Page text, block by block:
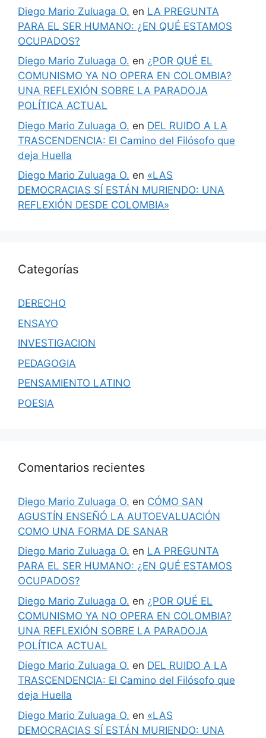
Diego Mario Zuluaga O. en LA PREGUNTA
PARA EL SER HUMANO: ¿EN QUÉ ESTAMOS
OCUPADOS?
Diego Mario Zuluaga O. en ¿POR QUÉ EL
COMUNISMO YA NO OPERA EN COLOMBIA?
UNA REFLEXIÓN SOBRE LA PARADOJA
POLÍTICA ACTUAL
Diego Mario Zuluaga O. en DEL RUIDO A LA
TRASCENDENCIA: El Camino del Filósofo que
deja Huella
Diego Mario Zuluaga O. en «LAS
DEMOCRACIAS SÍ ESTÁN MURIENDO: UNA
REFLEXIÓN DESDE COLOMBIA»
Categorías
DERECHO
ENSAYO
INVESTIGACION
PEDAGOGIA
PENSAMIENTO LATINO
POESIA
Comentarios recientes
Diego Mario Zuluaga O. en CÓMO SAN
AGUSTÍN ENSEÑÓ LA AUTOEVALUACIÓN
COMO UNA FORMA DE SANAR
Diego Mario Zuluaga O. en LA PREGUNTA
PARA EL SER HUMANO: ¿EN QUÉ ESTAMOS
OCUPADOS?
Diego Mario Zuluaga O. en ¿POR QUÉ EL
COMUNISMO YA NO OPERA EN COLOMBIA?
UNA REFLEXIÓN SOBRE LA PARADOJA
POLÍTICA ACTUAL
Diego Mario Zuluaga O. en DEL RUIDO A LA
TRASCENDENCIA: El Camino del Filósofo que
deja Huella
Diego Mario Zuluaga O. en «LAS
DEMOCRACIAS SÍ ESTÁN MURIENDO: UNA